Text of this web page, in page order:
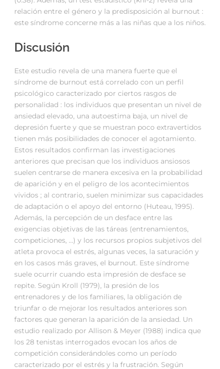
relación entre el género y la predisposición al burnout :
este síndrome concerne más a las niñas que a los niños.
Discusión
Este estudio revela de una manera fuerte que el
síndrome de burnout está correlado con un perfil
psicológico caracterizado por ciertos rasgos de
personalidad : los individuos que presentan un nivel de
ansiedad elevado, una autoestima baja, un nivel de
depresión fuerte y que se muestran poco extravertidos
tienen más posibilidades de conocer el agotamiento.
Estos resultados confirman las investigaciones
anteriores que precisan que los individuos ansiosos
suelen centrarse de manera excesiva en la probabilidad
de aparición y en el peligro de los acontecimientos
vividos ; al contrario, suelen minimizar sus capacidades
de adaptación o el apoyo del entorno (Huteau, 1995).
Además, la percepción de un desface entre las
exigencias objetivas de las táreas (entrenamientos,
competiciones, …) y los recursos propios subjetivos del
atleta provoca el estrés, algunas veces, la saturación y
en los casos más graves, el burnout. Este síndrome
suele ocurrir cuando esta impresión de desface se
repite. Según Kroll (1979), la presión de los
entrenadores y de los familiares, la obligación de
triunfar o de mejorar los resultados anteriores son
factores que generan la aparición de la ansiedad. Un
estudio realizado por Allison & Meyer (1988) indica que
los 28 tenistas interrogados evocan los años de
competición considerándoles como un período
caracterizado por el estrés y la frustración. Según